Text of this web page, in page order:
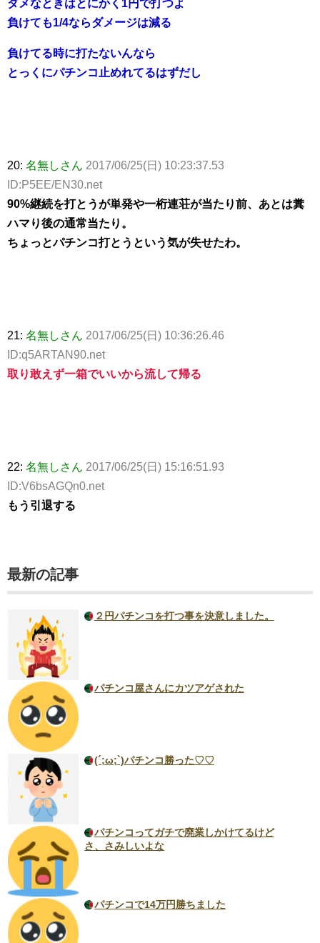
ダメなときはとにかく1円で打つよ
負けても1/4ならダメージは減る
負けてる時に打たないんなら
とっくにパチンコ止めれてるはずだし
20: 名無しさん 2017/06/25(日) 10:23:37.53
ID:P5EE/EN30.net
90%継続を打とうが単発や一桁連荘が当たり前、あとは糞
ハマり後の通常当たり。
ちょっとパチンコ打とうという気が失せたわ。
21: 名無しさん 2017/06/25(日) 10:36:26.46
ID:q5ARTAN90.net
取り敢えず一箱でいいから流して帰る
22: 名無しさん 2017/06/25(日) 15:16:51.93
ID:V6bsAGQn0.net
もう引退する
最新の記事
２円パチンコを打つ事を決意しました。
パチンコ屋さんにカツアゲされた
(´;ω;`)パチンコ勝った♡♡
パチンコってガチで廃業しかけてるけど
さ、さみしいよな
パチンコで14万円勝ちました